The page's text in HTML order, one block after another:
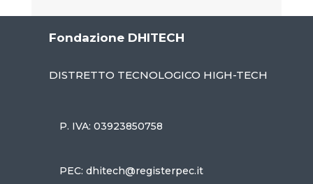
Fondazione DHITECH
DISTRETTO TECNOLOGICO HIGH-TECH
P. IVA: 03923850758
PEC: dhitech@registerpec.it